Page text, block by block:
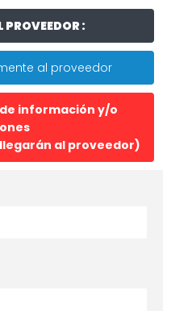
:
al proveedor
de información y/o
al proveedor)